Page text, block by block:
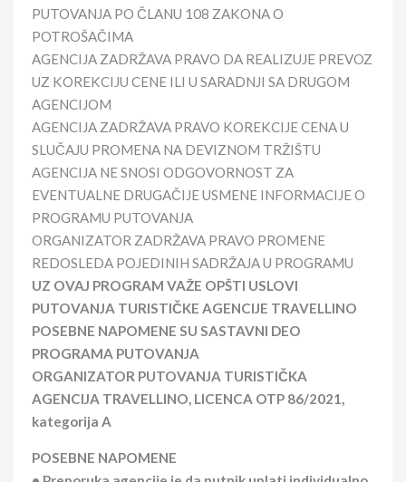
PUTOVANJA PO ČLANU 108 ZAKONA O
POTROŠAČIMA
AGENCIJA ZADRŽAVA PRAVO DA REALIZUJE PREVOZ
UZ KOREKCIJU CENE ILI U SARADNJI SA DRUGOM
AGENCIJOM
AGENCIJA ZADRŽAVA PRAVO KOREKCIJE CENA U
SLUČAJU PROMENA NA DEVIZNOM TRŽIŠTU
AGENCIJA NE SNOSI ODGOVORNOST ZA
EVENTUALNE DRUGAČIJE USMENE INFORMACIJE O
PROGRAMU PUTOVANJA
ORGANIZATOR ZADRŽAVA PRAVO PROMENE
REDOSLEDA POJEDINIH SADRŽAJA U PROGRAMU
UZ OVAJ PROGRAM VAŽE OPŠTI USLOVI
PUTOVANJA TURISTIČKE AGENCIJE TRAVELLINO
POSEBNE NAPOMENE SU SASTAVNI DEO
PROGRAMA PUTOVANJA
ORGANIZATOR PUTOVANJA TURISTIČKA
AGENCIJA TRAVELLINO, LICENCA OTP 86/2021,
kategorija A
POSEBNE NAPOMENE